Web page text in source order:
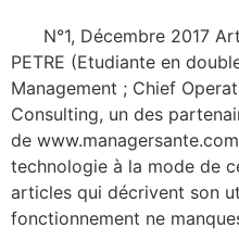
N°1, Décembre 2017
PETRE (Etudiante en
Management ; Chief
Consulting, un des
de
technologie à la mode de
articles qui décrivent son
fonctionnement ne